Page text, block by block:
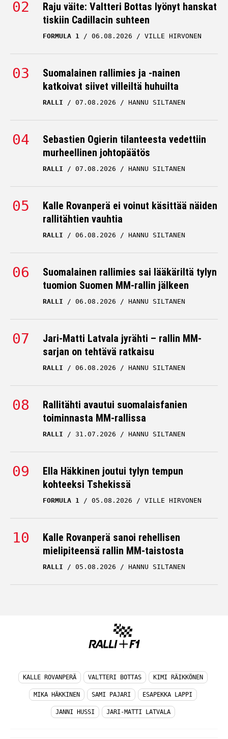
Raju väite: Valtteri Bottas lyönyt hanskat
tiskiin Cadillacin suhteen
FORMULA 1 06.08.2026 VILLE HIRVONEN
Suomalainen rallimies ja -nainen
katkoivat siivet villeiltä huhuilta
RALLI 07.08.2026 HANNU SILTANEN
Sebastien Ogierin tilanteesta vedettiin
murheellinen johtopäätös
RALLI 07.08.2026 HANNU SILTANEN
Kalle Rovanperä ei voinut käsittää näiden
rallitähtien vauhtia
RALLI 06.08.2026 HANNU SILTANEN
Suomalainen rallimies sai lääkäriltä tylyn
tuomion Suomen MM-rallin jälkeen
RALLI 06.08.2026 HANNU SILTANEN
Jari-Matti Latvala jyrähti – rallin MM-
sarjan on tehtävä ratkaisu
RALLI 06.08.2026 HANNU SILTANEN
Rallitähti avautui suomalaisfanien
toiminnasta MM-rallissa
RALLI 31.07.2026 HANNU SILTANEN
Ella Häkkinen joutui tylyn tempun
kohteeksi Tshekissä
FORMULA 1 05.08.2026 VILLE HIRVONEN
Kalle Rovanperä sanoi rehellisen
mielipiteensä rallin MM-taistosta
RALLI 05.08.2026 HANNU SILTANEN
KALLE ROVANPERÄ VALTTERI BOTTAS KIMI RÄIKKÖNEN
MIKA HÄKKINEN SAMI PAJARI ESAPEKKA LAPPI
JANNI HUSSI JARI-MATTI LATVALA